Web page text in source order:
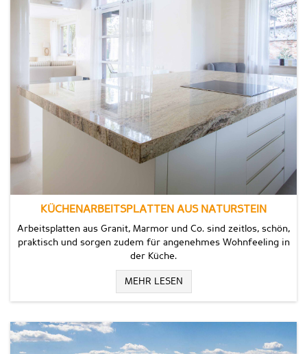
KÜCHENARBEITSPLATTEN AUS NATURSTEIN
Arbeitsplatten aus Granit, Marmor und Co. sind zeitlos, schön,
praktisch und sorgen zudem für angenehmes Wohnfeeling in
der Küche.
MEHR LESEN